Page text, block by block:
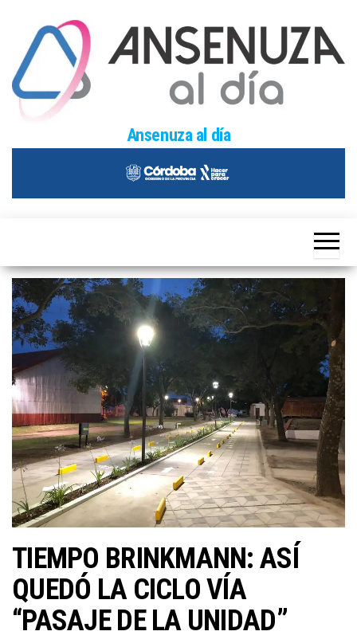
content
Ansenuza al día
TIEMPO BRINKMANN: ASÍ
QUEDÓ LA CICLO VÍA
“PASAJE DE LA UNIDAD”